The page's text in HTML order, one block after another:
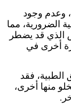
وعدم وجود
الضرورية، مما
الذي قد يضطر
أخرى في
الطبية، فقد
منها أخرى،